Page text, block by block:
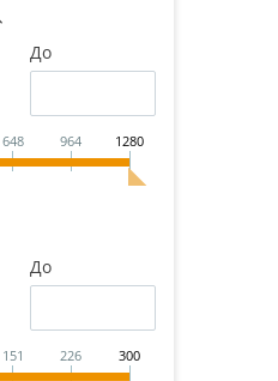
До
648 964 1280
До
151 226 300